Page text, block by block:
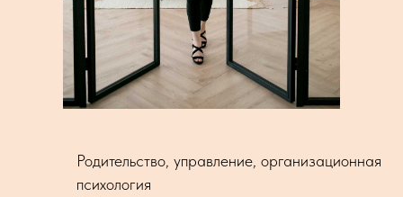
Родительство, управление, организационная
психология